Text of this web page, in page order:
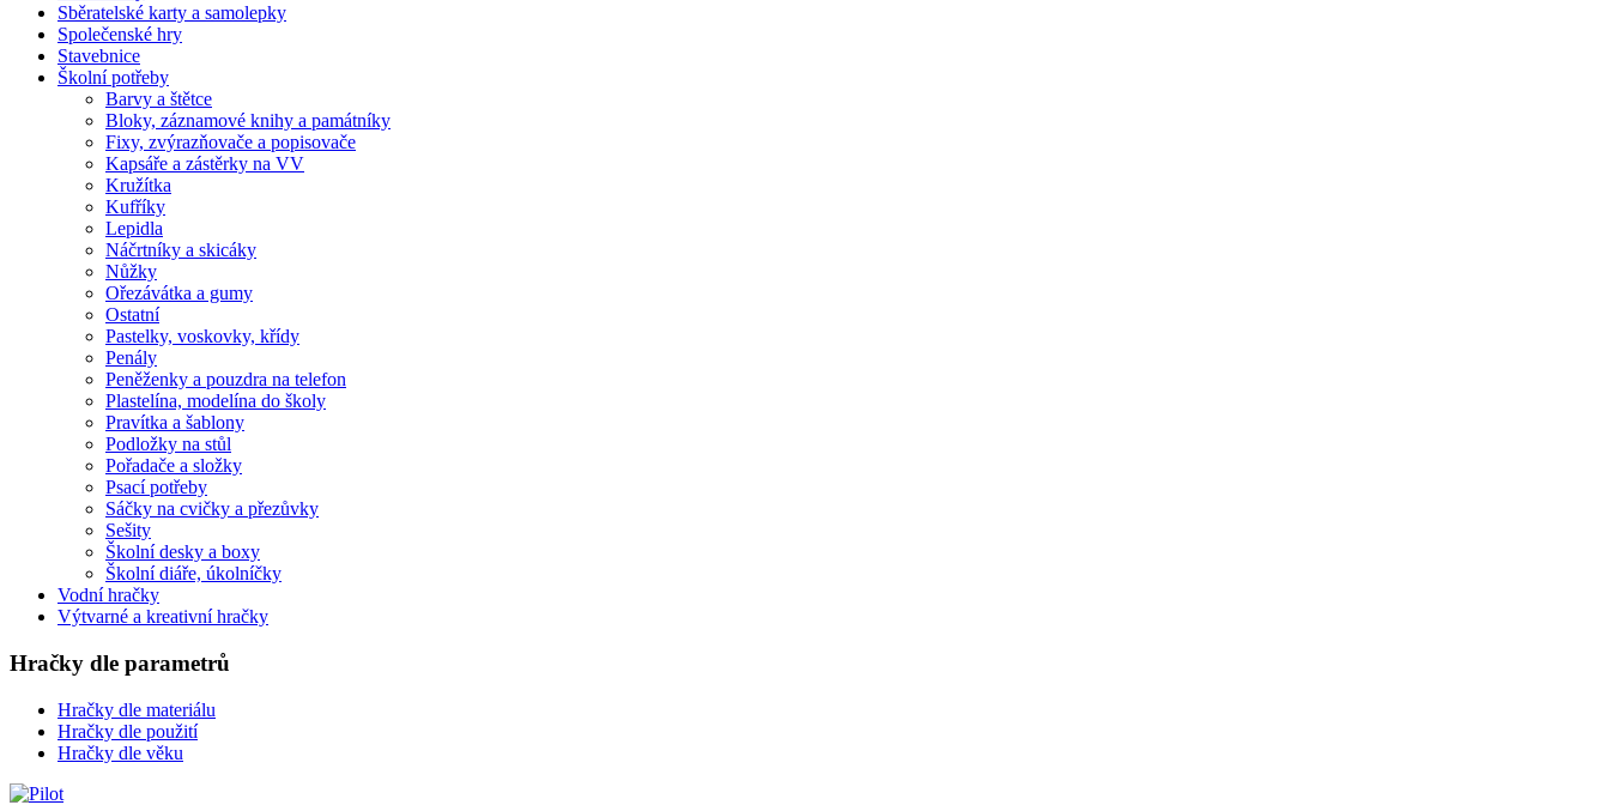
Sběratelské karty a samolepky
Společenské hry
Stavebnice
Školní potřeby
Barvy a štětce
Bloky, záznamové knihy a památníky
Fixy, zvýrazňovače a popisovače
Kapsáře a zástěrky na VV
Kružítka
Kufříky
Lepidla
Náčrtníky a skicáky
Nůžky
Ořezávátka a gumy
Ostatní
Pastelky, voskovky, křídy
Penály
Peněženky a pouzdra na telefon
Plastelína, modelína do školy
Pravítka a šablony
Podložky na stůl
Pořadače a složky
Psací potřeby
Sáčky na cvičky a přezůvky
Sešity
Školní desky a boxy
Školní diáře, úkolníčky
Vodní hračky
Výtvarné a kreativní hračky
Hračky dle parametrů
Hračky dle materiálu
Hračky dle použití
Hračky dle věku